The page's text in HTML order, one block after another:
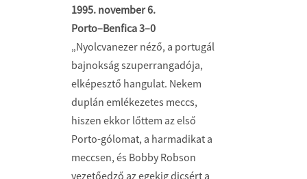
1995. november 6.
Porto–Benfica 3–0
„Nyolcvanezer néző, a portugál
bajnokság szuperrangadója,
elképesztő hangulat. Nekem
duplán emlékezetes meccs,
hiszen ekkor lőttem az első
Porto-gólomat, a harmadikat a
meccsen, és Bobby Robson
vezetőedző az egekig dicsért a